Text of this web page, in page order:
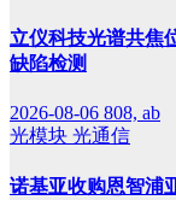
立仪科技光谱共焦
缺陷检测
2026-08-06 808, ab
光模块 光通信
诺基亚收购恩智浦